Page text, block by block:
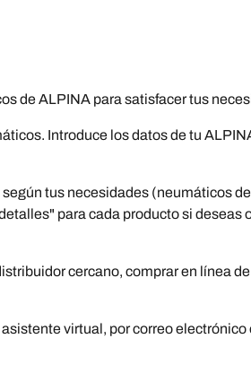
de ALPINA para satisfacer tus
Introduce los datos de tu
tus necesidades (neumáticos
para cada producto si deseas
cercano, comprar en línea
virtual, por correo